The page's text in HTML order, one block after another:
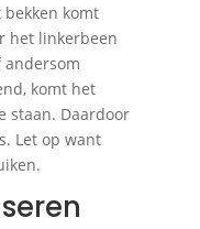
komt
het linkerbeen
komt het
staan. Daardoor
Let op want